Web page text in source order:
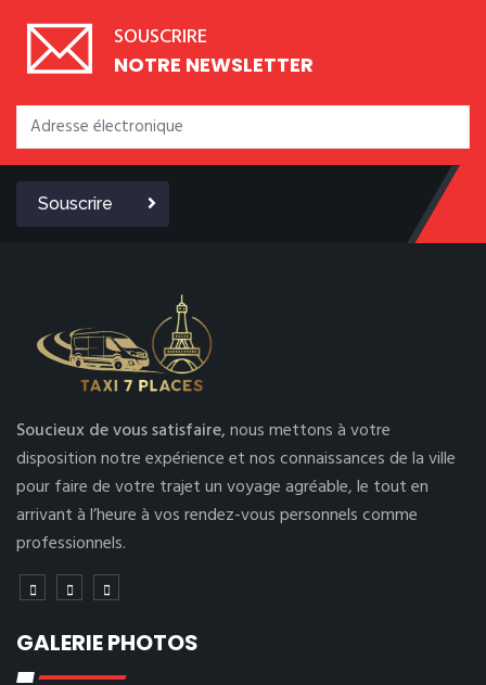
SOUSCRIRE
NOTRE NEWSLETTER
Souscrire
Soucieux de vous satisfaire,nous mettons à votre
disposition notre expérience et nos connaissances de la ville
pour faire de votre trajet un voyage agréable, le tout en
arrivant à l’heure à vos rendez-vous personnels comme
professionnels.
GALERIE PHOTOS